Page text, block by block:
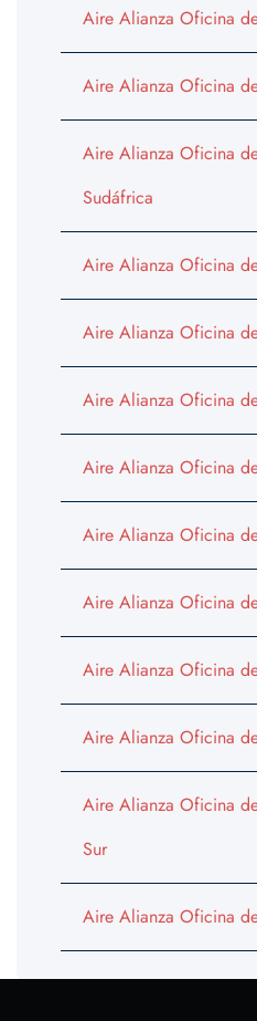
Aire Alianza Oficina
Aire Alianza Oficina
Aire Alianza Oficina
Sudáfrica
Aire Alianza Oficina
Aire Alianza Oficina
Aire Alianza Oficina
Aire Alianza Oficina
Aire Alianza Oficina
Aire Alianza Oficina
Aire Alianza Oficina
Aire Alianza Oficina
Aire Alianza Oficina
Sur
Aire Alianza Oficina